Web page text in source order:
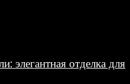
элегантная отделка для